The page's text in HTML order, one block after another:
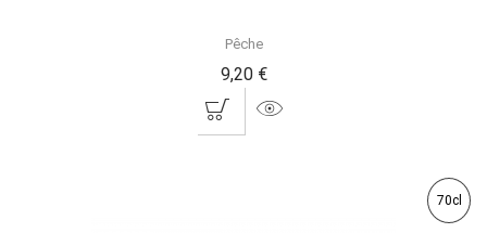
Pêche
9,20 €
70cl